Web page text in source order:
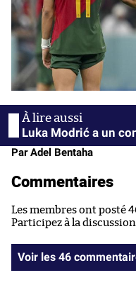
Luka Modrić a un
Par Adel Bentaha
Commentaires
Les membres ont posté
Participez à la discussion
Voir les 46